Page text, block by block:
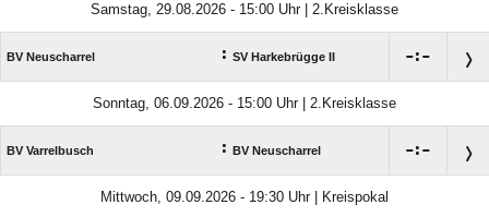
Samstag, 29.08.2026 - 15:00 Uhr | 2.Kreisklasse
BV Neuscharrel : SV Harkebrügge II :
Sonntag, 06.09.2026 - 15:00 Uhr | 2.Kreisklasse
BV Varrelbusch : BV Neuscharrel :
Mittwoch, 09.09.2026 - 19:30 Uhr | Kreispokal